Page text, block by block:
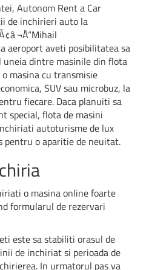
Autonom Rent a Car
de inchirieri auto la
la aeroport aveti posibilitatea sa
uneia dintre masinile din flota
masina cu transmisie
SUV sau microbuz, la
fiecare. Daca planuiti sa
special, flota de masini
autoturisme de lux
pentru o aparitie de neuitat.
o masina online foarte
formularul de rezervari
este sa stabiliti orasul de
de inchiriat si perioada de
In urmatorul pas va